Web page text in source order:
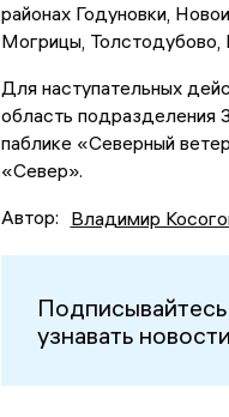
районах Годуновки,
Могрицы, Толстодубово,
Для наступательных
область подразделения
паблике «Северный
«Север».
Автор: Владимир
узнавать